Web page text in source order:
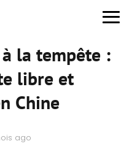
la tempête :
libre et
Chine
ago